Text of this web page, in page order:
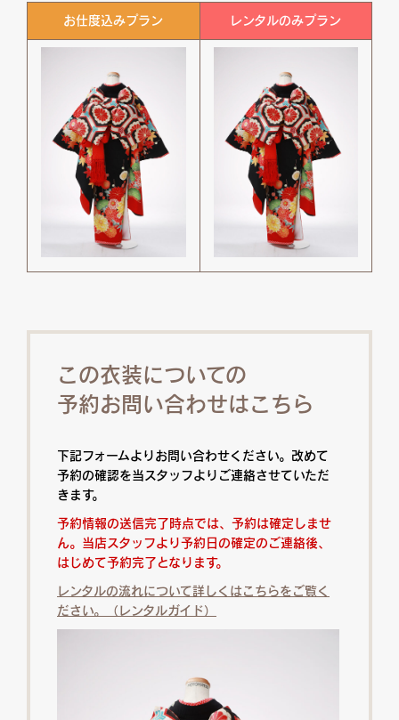
お仕度込みプラン レンタルのみプラン
この衣装についての
予約お問い合わせはこちら
下記フォームよりお問い合わせください。改めて
予約の確認を当スタッフよりご連絡させていただ
きます。
予約情報の送信完了時点では、予約は確定しませ
ん。当店スタッフより予約日の確定のご連絡後、
はじめて予約完了となります。
レンタルの流れについて詳しくはこちらをご覧く
ださい。（レンタルガイド）